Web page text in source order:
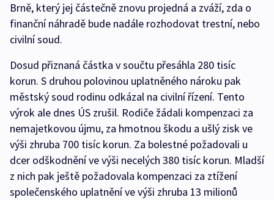
Brně, který jej částečně znovu projedná a zváží, zda o
finanční náhradě bude nadále rozhodovat trestní, nebo
civilní soud.
Dosud přiznaná částka v součtu přesáhla 280 tisíc
korun. S druhou polovinou uplatněného nároku pak
městský soud rodinu odkázal na civilní řízení. Tento
výrok ale dnes ÚS zrušil. Rodiče žádali kompenzaci za
nemajetkovou újmu, za hmotnou škodu a ušlý zisk ve
výši zhruba 700 tisíc korun. Za bolestné požadovali u
dcer odškodnění ve výši necelých 380 tisíc korun. Mladší
z nich pak ještě požadovala kompenzaci za ztížení
společenského uplatnění ve výši zhruba 13 milionů